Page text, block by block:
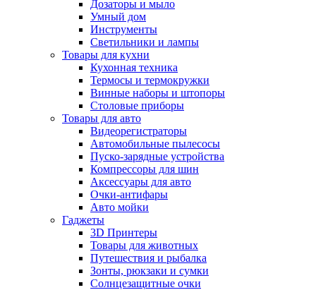
Дозаторы и мыло
Умный дом
Инструменты
Светильники и лампы
Товары для кухни
Кухонная техника
Термосы и термокружки
Винные наборы и штопоры
Столовые приборы
Товары для авто
Видеорегистраторы
Автомобильные пылесосы
Пуско-зарядные устройства
Компрессоры для шин
Аксессуары для авто
Очки-антифары
Авто мойки
Гаджеты
3D Принтеры
Товары для животных
Путешествия и рыбалка
Зонты, рюкзаки и сумки
Солнцезащитные очки